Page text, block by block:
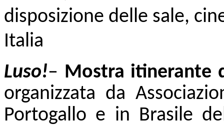
disposizione delle sale,
Italia
Luso!– Mostra itinerante
organizzata da
Portogallo e in Brasile